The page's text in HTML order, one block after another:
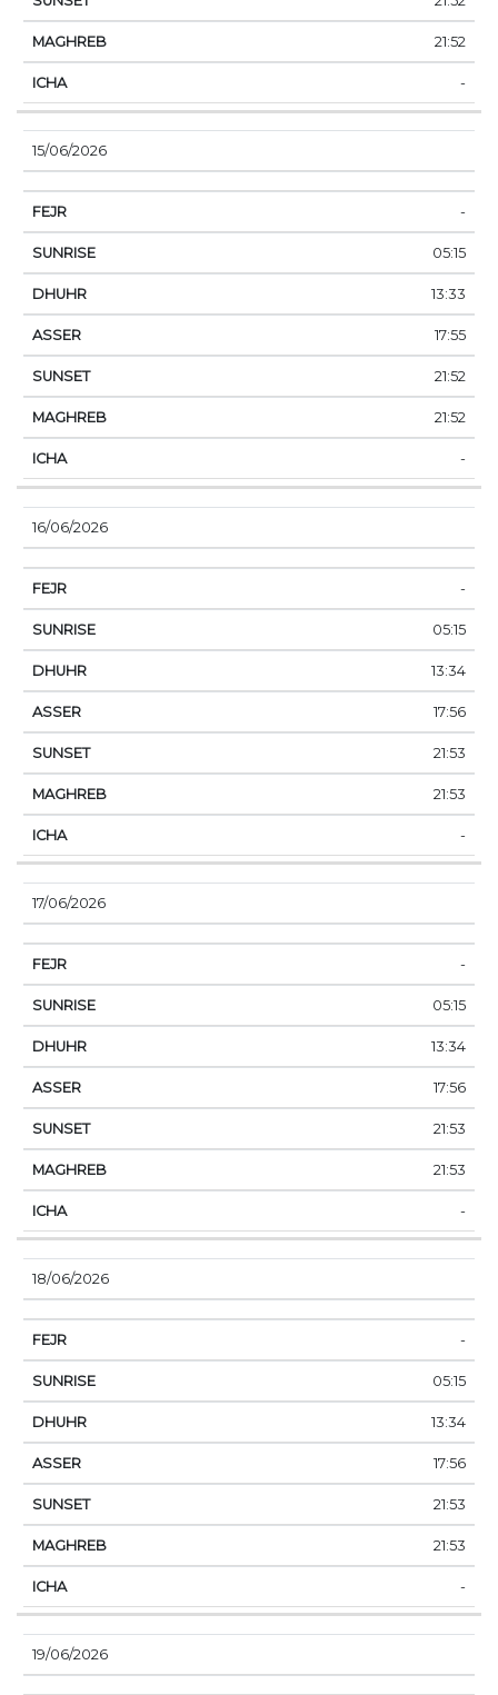
21:52
-
15/06/2026
-
05:15
13:33
17:55
21:52
21:52
-
16/06/2026
-
05:15
13:34
17:56
21:53
21:53
-
17/06/2026
-
05:15
13:34
17:56
21:53
21:53
-
18/06/2026
-
05:15
13:34
17:56
21:53
21:53
-
19/06/2026